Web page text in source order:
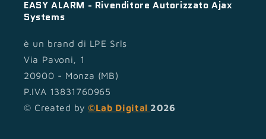
EASY ALARM - Rivenditore Autorizzato Ajax
Systems
è un brand di LPE Srls
Via Pavoni, 1
20900 - Monza (MB)
P.IVA 13831760965
© Created by ©Lab Digital 2026